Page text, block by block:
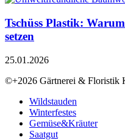
Tschüss Plastik:
setzen
25.01.2026
©+2026 Gärtnerei & Floristik
Wildstauden
Winterfestes
Gemüse&Kräuter
Saatgut